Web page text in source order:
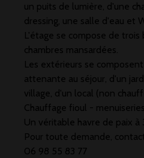
un puits de lumière, d'une
dressing, une salle d'eau et
L'étage se compose de
chambres mansardées.
Les extérieurs se
attenante au séjour, d'un
village, d'un local (non
Chauffage fioul -
Un véritable havre de paix à
Pour toute demande,
06 98 55 83 77